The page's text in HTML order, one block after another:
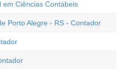
Ciências Contábeis
Porto Alegre - RS - Contador